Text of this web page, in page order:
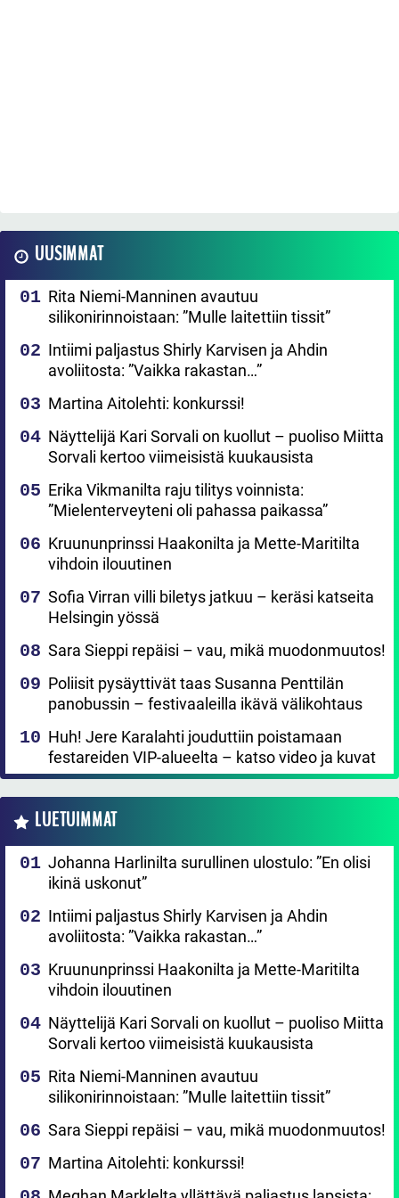
UUSIMMAT
Rita Niemi-Manninen avautuu
silikonirinnoistaan: ”Mulle laitettiin tissit”
Intiimi paljastus Shirly Karvisen ja Ahdin
avoliitosta: ”Vaikka rakastan…”
Martina Aitolehti: konkurssi!
Näyttelijä Kari Sorvali on kuollut – puoliso Miitta
Sorvali kertoo viimeisistä kuukausista
Erika Vikmanilta raju tilitys voinnista:
”Mielenterveyteni oli pahassa paikassa”
Kruununprinssi Haakonilta ja Mette-Maritilta
vihdoin ilouutinen
Sofia Virran villi biletys jatkuu – keräsi katseita
Helsingin yössä
Sara Sieppi repäisi – vau, mikä muodonmuutos!
Poliisit pysäyttivät taas Susanna Penttilän
panobussin – festivaaleilla ikävä välikohtaus
Huh! Jere Karalahti jouduttiin poistamaan
festareiden VIP-alueelta – katso video ja kuvat
LUETUIMMAT
Johanna Harlinilta surullinen ulostulo: ”En olisi
ikinä uskonut”
Intiimi paljastus Shirly Karvisen ja Ahdin
avoliitosta: ”Vaikka rakastan…”
Kruununprinssi Haakonilta ja Mette-Maritilta
vihdoin ilouutinen
Näyttelijä Kari Sorvali on kuollut – puoliso Miitta
Sorvali kertoo viimeisistä kuukausista
Rita Niemi-Manninen avautuu
silikonirinnoistaan: ”Mulle laitettiin tissit”
Sara Sieppi repäisi – vau, mikä muodonmuutos!
Martina Aitolehti: konkurssi!